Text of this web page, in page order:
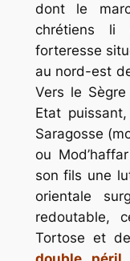
dont le
chrétiens li
forteresse
au nord-est
Vers le Sègre
Etat
Saragosse
ou
son fils une
orientale
redoutable,
Tortose et